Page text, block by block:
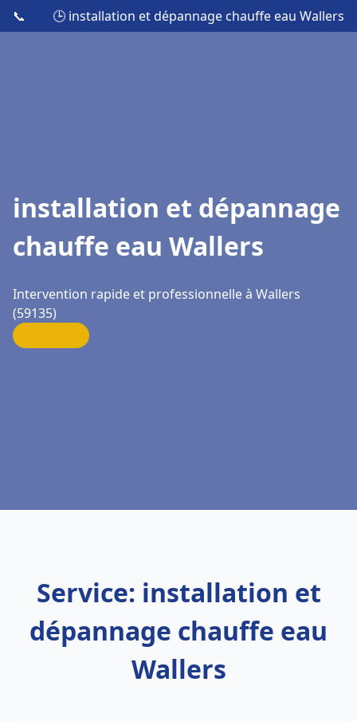
📞 🕒 installation et dépannage chauffe eau Wallers
installation et dépannage
chauffe eau Wallers
Intervention rapide et professionnelle à Wallers
(59135)
Service: installation et
dépannage chauffe eau
Wallers